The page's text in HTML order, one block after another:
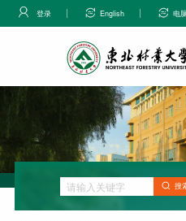
登录 English 电
搜